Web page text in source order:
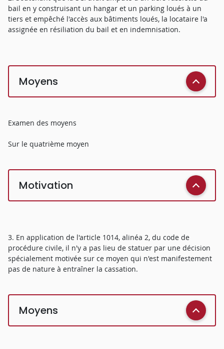
bail en y construisant un hangar et un parking loués à un
tiers et empêché l'accès aux bâtiments loués, la locataire l'a
assignée en résiliation du bail et en indemnisation.
Moyens
Examen des moyens
Sur le quatrième moyen
Motivation
3. En application de l'article 1014, alinéa 2, du code de
procédure civile, il n'y a pas lieu de statuer par une décision
spécialement motivée sur ce moyen qui n'est manifestement
pas de nature à entraîner la cassation.
Moyens